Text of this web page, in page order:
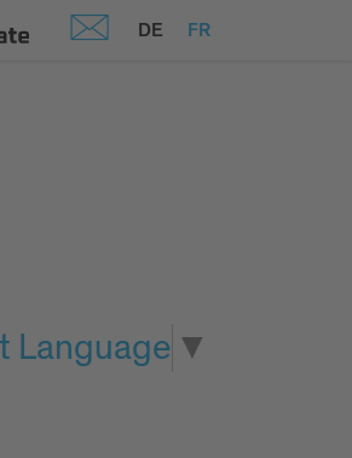
DE FR
Language ▼